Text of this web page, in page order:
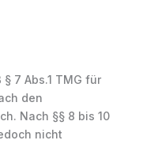
7 Abs.1 TMG für
den
Nach §§ 8 bis 10
nicht